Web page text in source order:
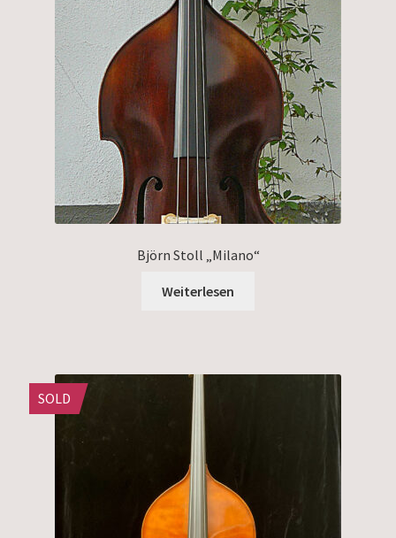
Björn Stoll „Milano“
Weiterlesen
SOLD